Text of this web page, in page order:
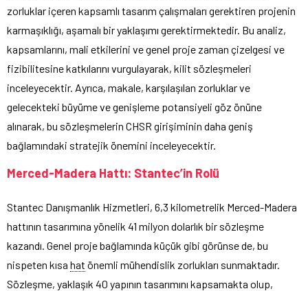
zorluklar içeren kapsamlı tasarım çalışmaları gerektiren projenin
karmaşıklığı, aşamalı bir yaklaşımı gerektirmektedir. Bu analiz,
kapsamlarını, mali etkilerini ve genel proje zaman çizelgesi ve
fizibilitesine katkılarını vurgulayarak, kilit sözleşmeleri
inceleyecektir. Ayrıca, makale, karşılaşılan zorluklar ve
gelecekteki büyüme ve genişleme potansiyeli göz önüne
alınarak, bu sözleşmelerin CHSR girişiminin daha geniş
bağlamındaki stratejik önemini inceleyecektir.
Merced-Madera Hattı: Stantec’in Rolü
Stantec Danışmanlık Hizmetleri, 6,3 kilometrelik Merced-Madera
hattının tasarımına yönelik 41 milyon dolarlık bir sözleşme
kazandı. Genel proje bağlamında küçük gibi görünse de, bu
nispeten kısa hat önemli mühendislik zorlukları sunmaktadır.
Sözleşme, yaklaşık 40 yapının tasarımını kapsamakta olup,